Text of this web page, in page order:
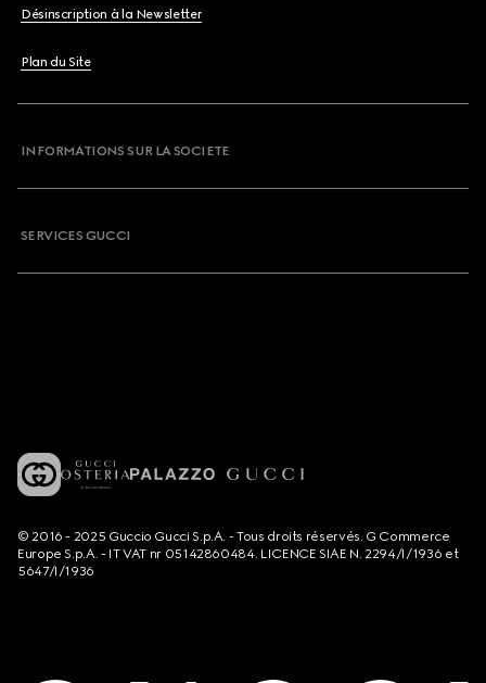
Désinscription à la Newsletter
Plan du Site
INFORMATIONS SUR LA SOCIETE
SERVICES GUCCI
© 2016 - 2025 Guccio Gucci S.p.A. - Tous droits réservés. G Commerce
Europe S.p.A. - IT VAT nr 05142860484. LICENCE SIAE N. 2294/I/1936 et
5647/I/1936